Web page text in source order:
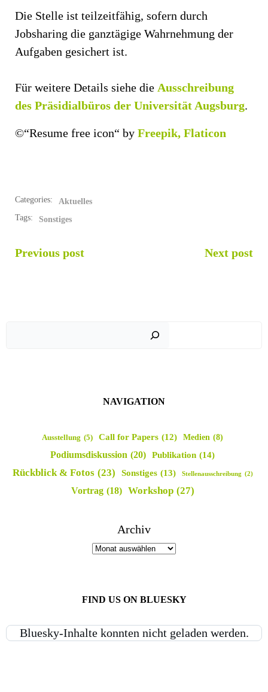
Die Stelle ist teilzeitfähig, sofern durch
Jobsharing die ganztägige Wahrnehmung der
Aufgaben gesichert ist.
Für weitere Details siehe die Ausschreibung
des Präsidialbüros der Universität Augsburg.
©“Resume free icon“ by Freepik, Flaticon
Categories:
Aktuelles
Tags:
Sonstiges
POST
Previous post Next post
NAVIGATION
Ausstellung (5) Call for Papers (12) Medien (8)
Podiumsdiskussion (20) Publikation (14)
Rückblick & Fotos (23) Sonstiges (13) Stellenausschreibung (2)
Vortrag (18) Workshop (27)
Archiv
FIND US ON BLUESKY
Bluesky-Inhalte konnten nicht geladen werden.